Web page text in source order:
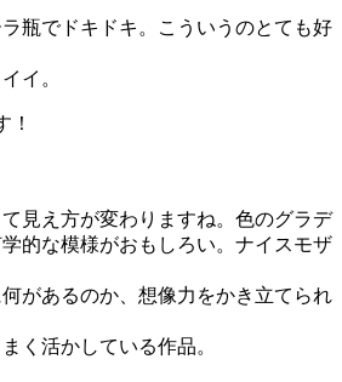
瓶でドキドキ。こういうのとても好
イ。
！
見え方が変わりますね。色のグラデ
的な模様がおもしろい。ナイスモザ
があるのか、想像力をかき立てられ
く活かしている作品。